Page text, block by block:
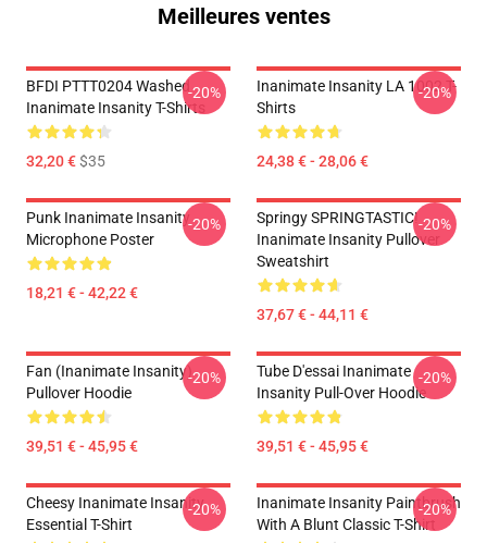
Meilleures ventes
BFDI PTTT0204 Washed
Inanimate Insanity T-Shirts
32,20 €$35
-20%
Inanimate Insanity LA 1002 T-
Shirts
24,38 € - 28,06 €
-20%
Punk Inanimate Insanity
Microphone Poster
18,21 € - 42,22 €
-20%
Springy SPRINGTASTIC!
Inanimate Insanity Pullover
Sweatshirt
37,67 € - 44,11 €
-20%
Fan (Inanimate Insanity)
Pullover Hoodie
39,51 € - 45,95 €
-20%
Tube D'essai Inanimate
Insanity Pull-Over Hoodie
39,51 € - 45,95 €
-20%
Cheesy Inanimate Insanity
Essential T-Shirt
-20%
Inanimate Insanity Paintbrush
With A Blunt Classic T-Shirt
-20%